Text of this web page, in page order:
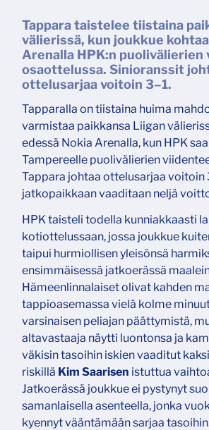
Tappara taistelee tiistaina
välierissä, kun joukkue
Arenalla HPK:n puolivälierien
osaottelussa. Sinioranssit
ottelusarjaa voitoin 3–1.
Tapparalla on tiistaina huima
varmistaa paikkansa Liigan
edessä Nokia Arenalla, kun HPK
Tampereelle puolivälierien
Tappara johtaa ottelusarjaa voitoin
jatkopaikkaan vaaditaan neljä
HPK taisteli todella kunniakkaasti
kotiottelussaan, jossa joukkue
taipui hurmiollisen yleisönsä
ensimmäisessä jatkoerässä
Hämeenlinnalaiset olivat kahden
tappioasemassa vielä kolme
varsinaisen peliajan päättymistä,
altavastaaja näytti luontonsa ja
väkisin tasoihin iskien vaaditut
riskillä Kim Saarisen istuttua
Jatkoerässä joukkue ei pystynyt
samanlaisella asenteella, jonka
kyennyt vääntämään sarjaa